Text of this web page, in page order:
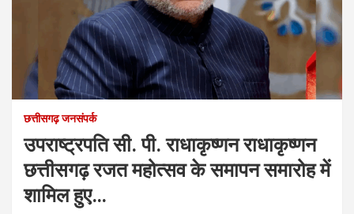
छत्तीसगढ़ जनसंपर्क
उपराष्ट्रपति सी. पी. राधाकृष्णन राधाकृष्णन
छत्तीसगढ़ रजत महोत्सव के समापन समारोह में
शामिल हुए…